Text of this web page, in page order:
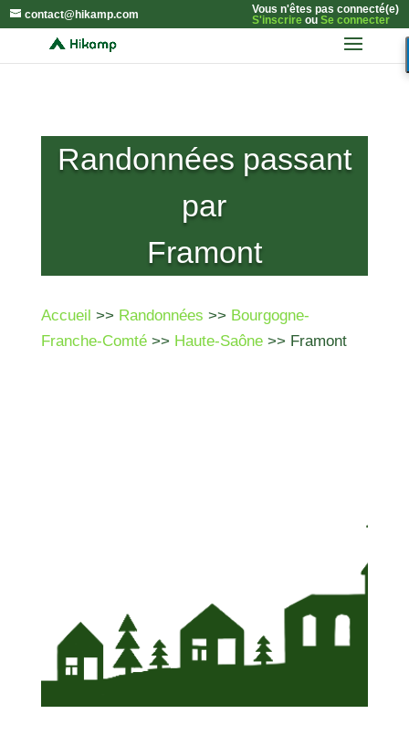
contact@hikamp.com
Vous n'êtes pas connecté(e)
S'inscrireou Se connecter
Randonnées passant
par
Framont
Accueil >> Randonnées >> Bourgogne-
Franche-Comté>> Haute-Saône>> Framont